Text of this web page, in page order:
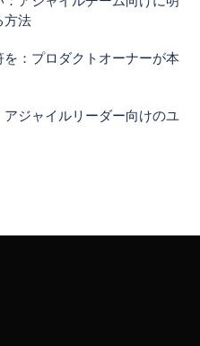
方法
：プロダクトオーナーが本
ジャイルリーダー向けのユ